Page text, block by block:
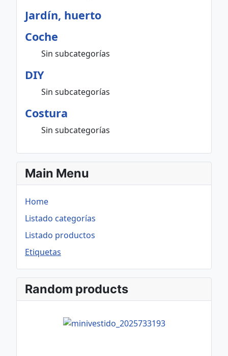
Jardín, huerto
Coche
Sin subcategorías
DIY
Sin subcategorías
Costura
Sin subcategorías
Main Menu
Home
Listado categorías
Listado productos
Etiquetas
Random products